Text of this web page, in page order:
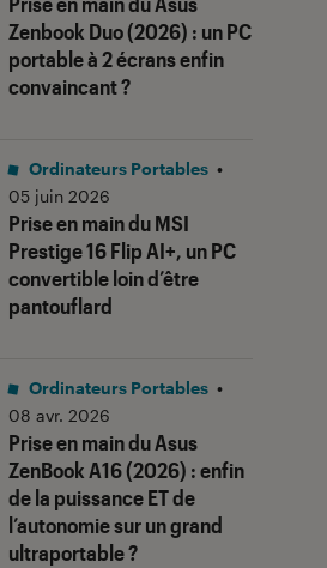
Zenbook Duo (2026) : un PC
portable à 2 écrans enfin
convaincant ?
Prise en main du MSI
Prestige 16 Flip AI+, un PC
convertible loin d’être
pantouflard
Ordinateurs Portables •
05 juin 2026
Prise en main du Asus
ZenBook A16 (2026) : enfin
de la puissance ET de
l’autonomie sur un grand
ultraportable ?
Ordinateurs Portables •
08 avr. 2026